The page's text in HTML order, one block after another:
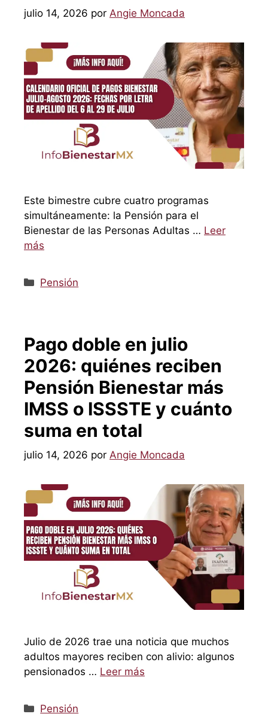
julio 14, 2026 por Angie Moncada
Este bimestre cubre cuatro programas
simultáneamente: la Pensión para el
Bienestar de las Personas Adultas … Leer
más
Categorías
Pensión
Pago doble en julio
2026: quiénes reciben
Pensión Bienestar más
IMSS o ISSSTE y cuánto
suma en total
julio 14, 2026 por Angie Moncada
Julio de 2026 trae una noticia que muchos
adultos mayores reciben con alivio: algunos
pensionados … Leer más
Categorías
Pensión